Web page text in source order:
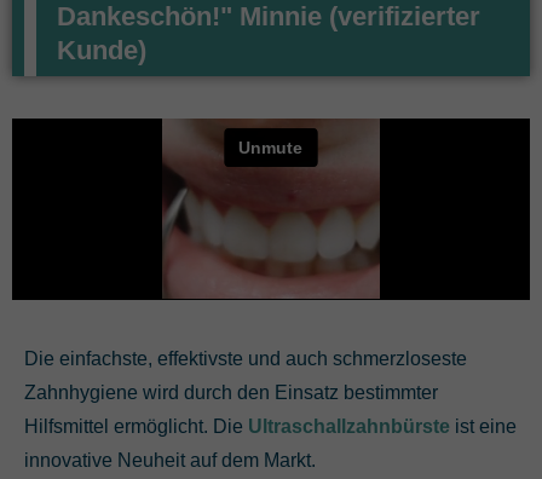
Dankeschön!" Minnie (verifizierter
Kunde)
Die einfachste, effektivste und auch schmerzloseste
Zahnhygiene wird durch den Einsatz bestimmter
Hilfsmittel ermöglicht. Die Ultraschallzahnbürste ist eine
innovative Neuheit auf dem Markt.